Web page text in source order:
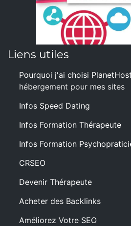
Liens utiles
Pourquoi j'ai choisi
hébergement pour mes sites
Infos Speed Dating
Infos Formation Thérapeute
Infos Formation
CRSEO
Devenir Thérapeute
Acheter des Backlinks
Améliorez Votre SEO